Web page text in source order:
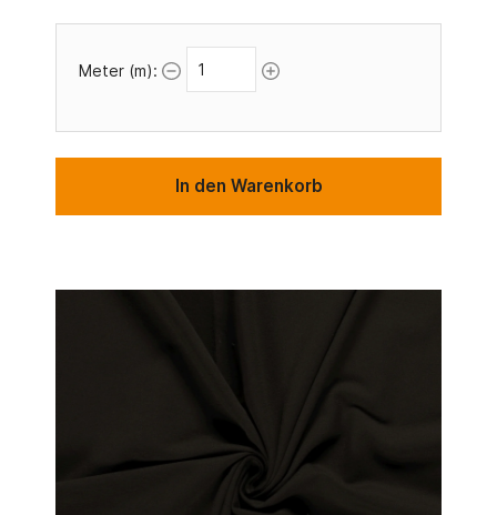
Meter (m):
In den Warenkorb